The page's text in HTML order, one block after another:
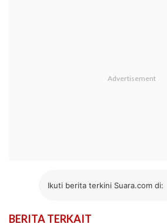
Ikuti berita terkini Suara.com di:
BERITA TERKAIT